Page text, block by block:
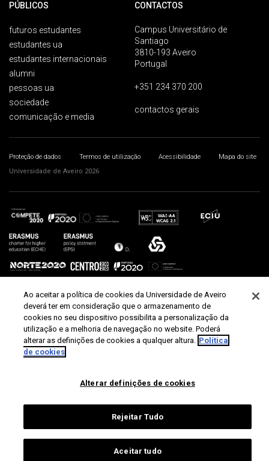
PÚBLICOS
futuros estudantes
estudantes ua
estudantes internacionais
alumni
pessoas ua
sociedade
comunicação e media
CONTACTOS
Campus Universitário de
Santiago
3810-193 Aveiro
Portugal
+351 234 370 200
contactos gerais
Proteção de dados Termos de utilização Acessibilidade
Mapa do site
Universidade de Aveiro 2026
Ao aceitar a política de cookies da Universidade de Aveiro
deverá ter em consideração que o armazenamento de
cookies no seu dispositivo possibilita a personalização da
utilização e a melhoria de navegação no website. Poderá
alterar as definições de cookies a qualquer altura. Política
de cookies
Alterar definições de cookies
Rejeitar Tudo
Aceitar tudo